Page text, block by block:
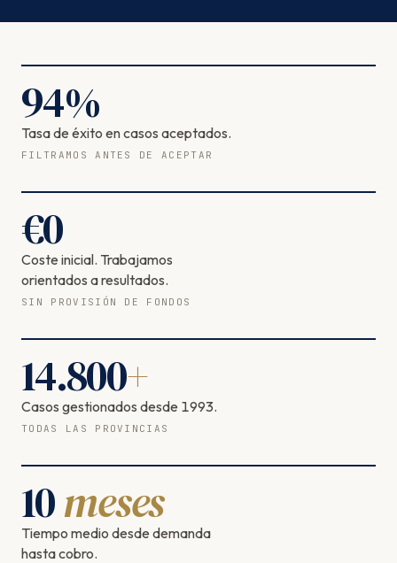
94%
Tasa de éxito en casos aceptados.
FILTRAMOS ANTES DE ACEPTAR
€0
Coste inicial. Trabajamos
orientados a resultados.
SIN PROVISIÓN DE FONDOS
14.800+
Casos gestionados desde 1993.
TODAS LAS PROVINCIAS
10meses
Tiempo medio desde demanda
hasta cobro.